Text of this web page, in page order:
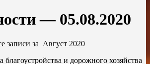
— 05.08.2020
записи за Август 2020
благоустройства и дорожного хозяйства